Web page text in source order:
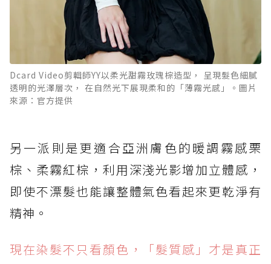
Dcard Video剪輯師YY以柔光甜霧玫瑰棕造型， 呈現髮色細膩
透明的光澤層次， 在自然光下展現柔和的「薄霧光感」。圖片
來源：官方提供
另一派則是更適合亞洲膚色的暖調霧感栗
棕、柔霧紅棕，利用深淺光影增加立體感，
即使不漂髮也能讓整體氣色看起來更乾淨有
精神。
現在染髮不只看顏色，「髮質感」才是真正